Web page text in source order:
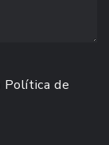
Política de